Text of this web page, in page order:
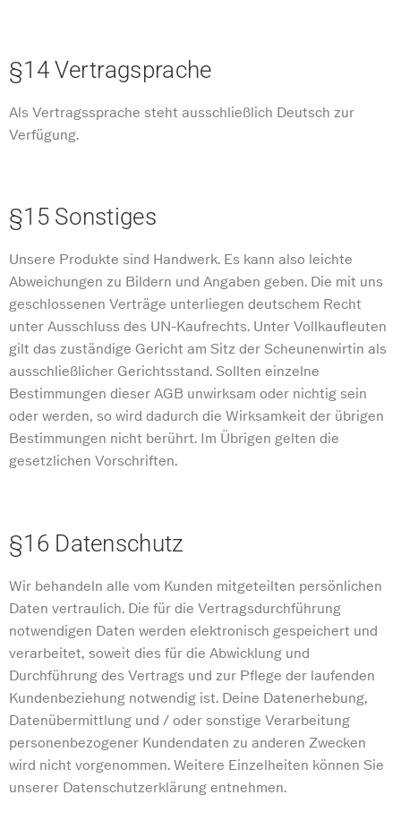
§14 Vertragsprache
Als Vertragssprache steht ausschließlich Deutsch zur
Verfügung.
§15 Sonstiges
Unsere Produkte sind Handwerk. Es kann also leichte
Abweichungen zu Bildern und Angaben geben. Die mit uns
geschlossenen Verträge unterliegen deutschem Recht
unter Ausschluss des UN-Kaufrechts. Unter Vollkaufleuten
gilt das zuständige Gericht am Sitz der Scheunenwirtin als
ausschließlicher Gerichtsstand. Sollten einzelne
Bestimmungen dieser AGB unwirksam oder nichtig sein
oder werden, so wird dadurch die Wirksamkeit der übrigen
Bestimmungen nicht berührt. Im Übrigen gelten die
gesetzlichen Vorschriften.
§16 Datenschutz
Wir behandeln alle vom Kunden mitgeteilten persönlichen
Daten vertraulich. Die für die Vertragsdurchführung
notwendigen Daten werden elektronisch gespeichert und
verarbeitet, soweit dies für die Abwicklung und
Durchführung des Vertrags und zur Pflege der laufenden
Kundenbeziehung notwendig ist. Deine Datenerhebung,
Datenübermittlung und / oder sonstige Verarbeitung
personenbezogener Kundendaten zu anderen Zwecken
wird nicht vorgenommen. Weitere Einzelheiten können Sie
unserer Datenschutzerklärung entnehmen.